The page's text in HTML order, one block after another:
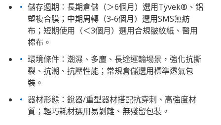
儲存週期：長期倉儲（＞6個月）選用Tyvek®、鋁
塑複合膜；中期周轉（3-6個月）選用SMS無紡
布；短期使用（＜3個月）選用合規皺紋紙、醫用
棉布。
環境條件：潮濕、多塵、長途運輸場景，強化抗撕
裂、抗潮、抗壓性能；常規倉儲選用標準透氣包
裝。
器材形態：銳器/重型器材搭配抗穿刺、高強度材
質；輕巧耗材選用易剝離、無殘留包裝。